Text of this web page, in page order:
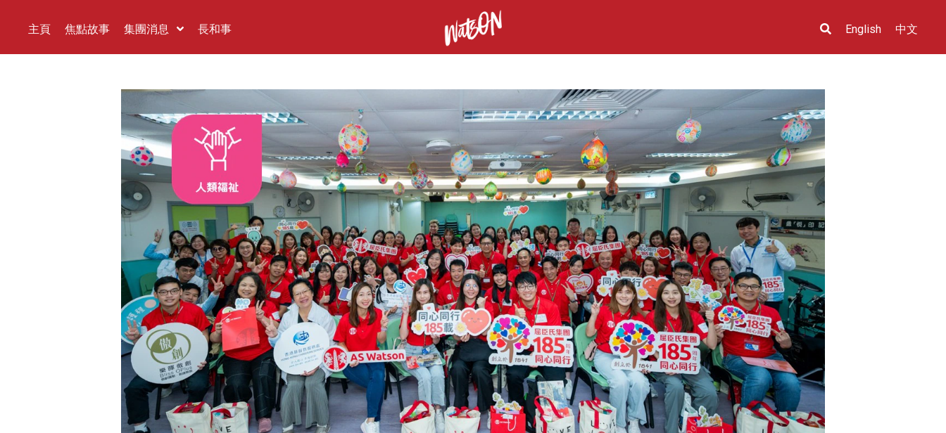
主頁 焦點故事 集團消息 長和事 English 中文